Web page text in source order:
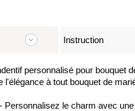
Instruction
personnalisé pour bouquet
l'élégance à tout bouquet de
- Personnalisez le charm avec